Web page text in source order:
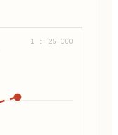
1 : 25 000